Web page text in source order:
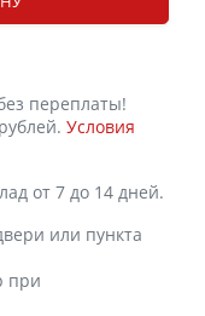
переплаты!
Условия
от 7 до 14 дней.
или пункта
при